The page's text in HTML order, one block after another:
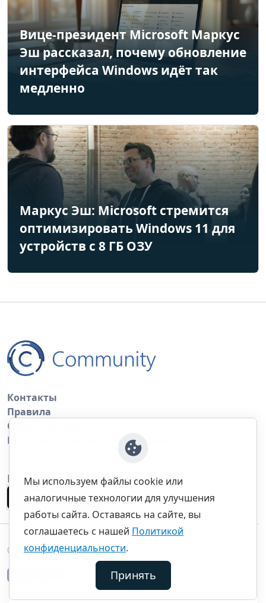
Вице-президент Microsoft Маркус
Эш рассказал, почему обновление
интерфейса Windows идёт так
медленно
Маркус Эш: Microsoft стремится
оптимизировать Windows 11 для
устройств с 8 ГБ ОЗУ
Контакты
Правила
Обратная связь
Правила копирования материалов
Приложение
©thecommunity.ru 2026. Все права защищены.
Мы используем файлы cookie или
аналогичные технологии для улучшения
работы сайта. Оставаясь на сайте, вы
соглашаетесь с нашей Политикой
конфиденциальности.
Принять